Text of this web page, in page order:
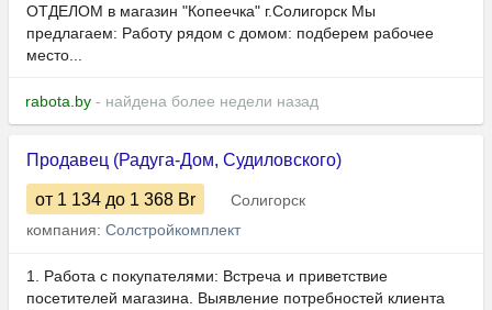
ОТДЕЛОМ в магазин "Копеечка" г.Солигорск Мы
предлагаем: Работу рядом с домом: подберем рабочее
место...
rabota.by - найдена более недели назад
Продавец (Радуга-Дом, Судиловского)
от 1 134 до 1 368 Br
Солигорск
компания: Солстройкомплект
1. Работа с покупателями: Встреча и приветствие
посетителей магазина. Выявление потребностей клиента